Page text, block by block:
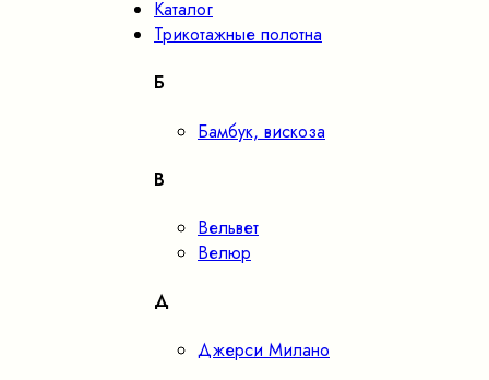
Каталог
Трикотажные полотна
Б
Бамбук, вискоза
В
Вельвет
Велюр
Д
Джерси Милано